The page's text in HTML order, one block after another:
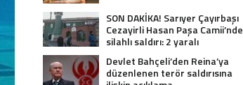
SON DAKİKA! Sarıyer Çayırbaşı
Cezayirli Hasan Paşa Camii’nde
silahlı saldırı: 2 yaralı
Devlet Bahçeli’den Reina’ya
düzenlenen terör saldırısına